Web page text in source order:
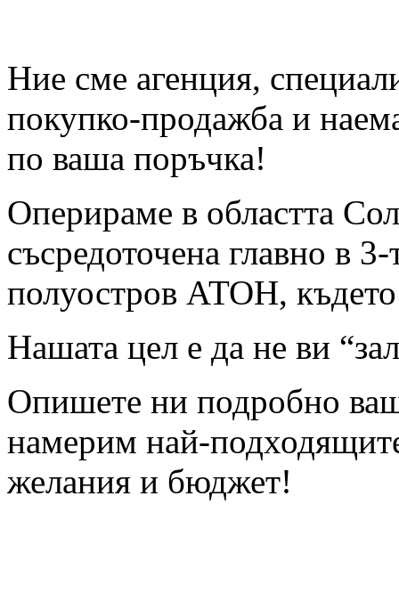
Ние сме агенция,
покупко-продажба и
по ваша поръчка!
Оперираме в областта
съсредоточена главно в
полуостров АТОН,
Нашата цел е да не ви
Опишете ни подробно
намерим най-
желания и бюджет!